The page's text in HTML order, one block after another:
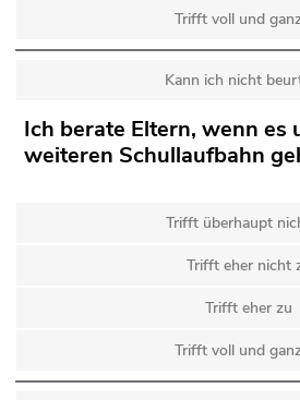
Trifft voll und
Kann ich nicht
Ich berate Eltern, wenn es
weiteren Schullaufbahn
Trifft überhaupt
Trifft eher nicht
Trifft eher zu
Trifft voll und